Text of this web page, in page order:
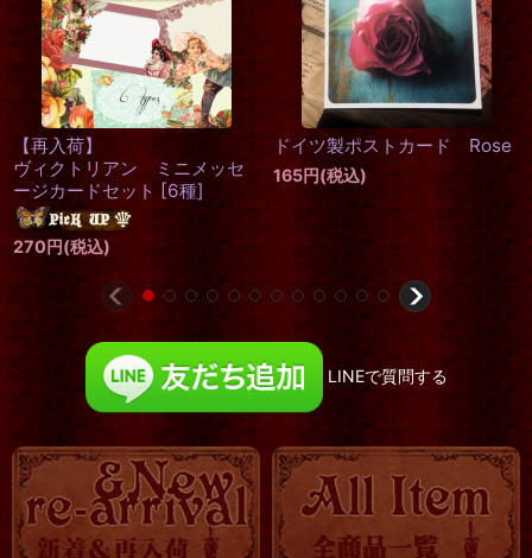
koti 妖怪ポストカード [koti
150円(税込)
［再入荷］クラシカルホワイ
ト多目的メッセージカード
がま口]
410 円 (税込)
LINEで質問する